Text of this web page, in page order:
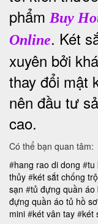
phẩm Buy
Online. Két
xuyên bởi
thay đổi mật
nên đầu tư
cao.
Có thể bạn quan tâm:
#hang rao di dong #tu
thủy #két sắt chống
sạn #tủ đựng quần áo
đựng quần áo tủ hồ
mini #két vân tay #két